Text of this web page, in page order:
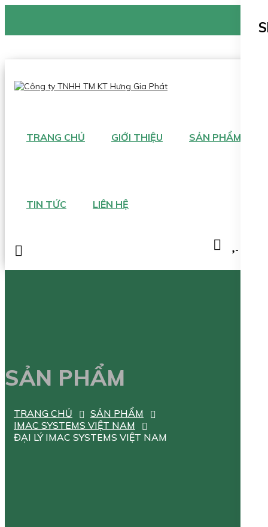
Hotline:0938 906 663
TRANG CHỦ GIỚI THIỆU SẢN PHẨM
TIN TỨC LIÊN HỆ
SẢN PHẨM
TRANG CHỦ
SẢN PHẨM
IMAC SYSTEMS VIỆT NAM
ĐẠI LÝ IMAC SYSTEMS VIỆT NAM